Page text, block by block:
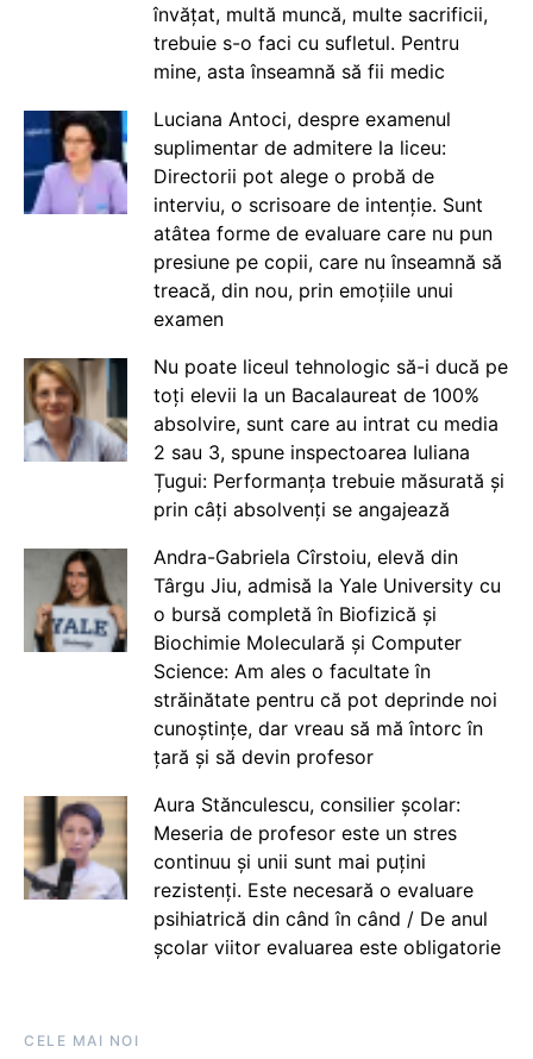
învățat, multă muncă, multe sacrificii,
trebuie s-o faci cu sufletul. Pentru
mine, asta înseamnă să fii medic
Luciana Antoci, despre examenul
suplimentar de admitere la liceu:
Directorii pot alege o probă de
interviu, o scrisoare de intenție. Sunt
atâtea forme de evaluare care nu pun
presiune pe copii, care nu înseamnă să
treacă, din nou, prin emoțiile unui
examen
Nu poate liceul tehnologic să-i ducă pe
toți elevii la un Bacalaureat de 100%
absolvire, sunt care au intrat cu media
2 sau 3, spune inspectoarea Iuliana
Țugui: Performanța trebuie măsurată și
prin câți absolvenți se angajează
Andra-Gabriela Cîrstoiu, elevă din
Târgu Jiu, admisă la Yale University cu
o bursă completă în Biofizică și
Biochimie Moleculară și Computer
Science: Am ales o facultate în
străinătate pentru că pot deprinde noi
cunoștințe, dar vreau să mă întorc în
țară și să devin profesor
Aura Stănculescu, consilier școlar:
Meseria de profesor este un stres
continuu și unii sunt mai puțini
rezistenți. Este necesară o evaluare
psihiatrică din când în când / De anul
școlar viitor evaluarea este obligatorie
CELE MAI NOI